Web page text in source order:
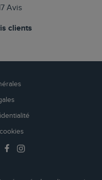
Avis
clients